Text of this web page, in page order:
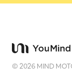
©2026 MIND